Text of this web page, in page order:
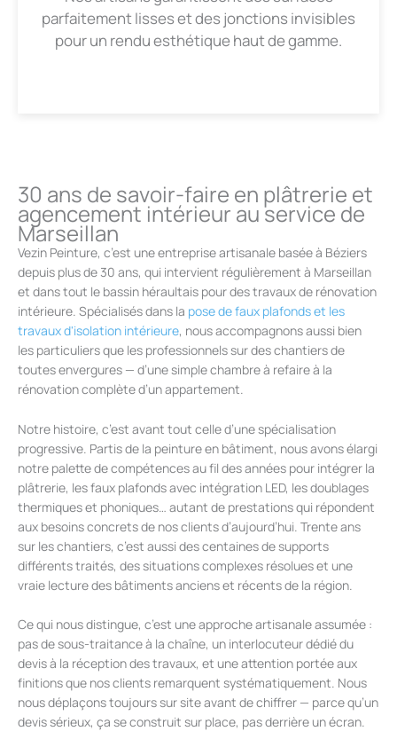
parfaitement lisses et des jonctions invisibles
pour un rendu esthétique haut de gamme.
30 ans de savoir-faire en plâtrerie et
agencement intérieur au service de
Marseillan
Vezin Peinture, c’est une entreprise artisanale basée à Béziers
depuis plus de 30 ans, qui intervient régulièrement à Marseillan
et dans tout le bassin héraultais pour des travaux de rénovation
intérieure. Spécialisés dans la pose de faux plafonds et les
travaux d'isolation intérieure, nous accompagnons aussi bien
les particuliers que les professionnels sur des chantiers de
toutes envergures — d’une simple chambre à refaire à la
rénovation complète d’un appartement.
Notre histoire, c’est avant tout celle d’une spécialisation
progressive. Partis de la peinture en bâtiment, nous avons élargi
notre palette de compétences au fil des années pour intégrer la
plâtrerie, les faux plafonds avec intégration LED, les doublages
thermiques et phoniques… autant de prestations qui répondent
aux besoins concrets de nos clients d’aujourd’hui. Trente ans
sur les chantiers, c’est aussi des centaines de supports
différents traités, des situations complexes résolues et une
vraie lecture des bâtiments anciens et récents de la région.
Ce qui nous distingue, c’est une approche artisanale assumée :
pas de sous-traitance à la chaîne, un interlocuteur dédié du
devis à la réception des travaux, et une attention portée aux
finitions que nos clients remarquent systématiquement. Nous
nous déplaçons toujours sur site avant de chiffrer — parce qu’un
devis sérieux, ça se construit sur place, pas derrière un écran.